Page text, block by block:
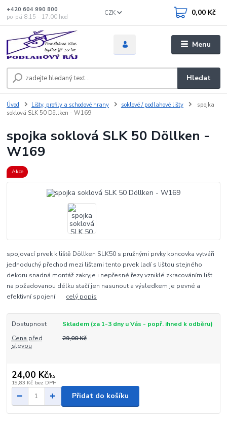
Menu
CZK
Hledat
+420 604 990 800
po-pá 8:15 - 17:00 hod
0,00 Kč
Úvod Lišty, profily a schodové hrany soklové / podlahové lišty
spojka
soklová SLK 50 Döllken - W169
spojka soklová SLK 50 Döllken -
W169
Akce
spojovací prvek k liště Döllken SLK50 s pružnými prvky koncovka vytváři
jednoduchý přechod mezi lištami tento prvek ladí s lištou stejného
dekoru snadná montáž zakryje i nepřesné řezy vzniklé zkracováním lišt
na požadovanou délku stačí jen nasunout a výsledkem je pevné a
efektivní spojení celý popis
Dostupnost
Skladem (za 1-3 dny u Vás - popř. ihned k odběru)
Cena před
slevou
29,00 Kč
24,00 Kč/ks
19,83 Kč bez DPH
Přidat do košíku